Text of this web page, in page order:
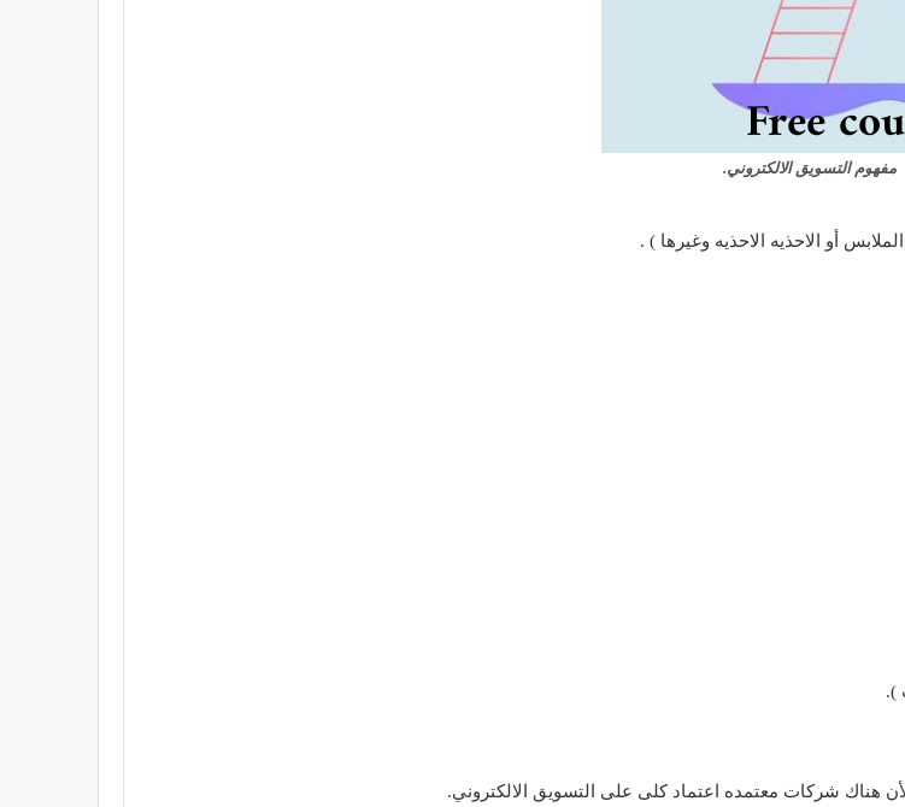
مفهوم التسويق الالكتروني.
أو الاحذيه الاحذيه وغيرها ) .
هناك شركات معتمده اعتماد كلى على التسويق الالكتروني.